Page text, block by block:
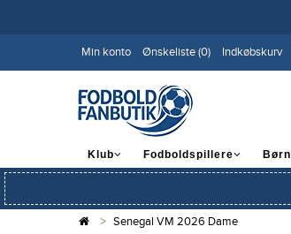
Min konto Ønskeliste (0) Indkøbskurv
Klub Fodboldspillere Børn
Senegal VM 2026 Dame